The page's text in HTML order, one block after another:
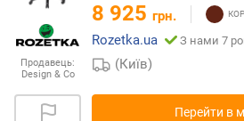
Продавець:
Design & Co
8 925 грн.
Rozetka.ua
З нами 7
(Київ)
Перейти в